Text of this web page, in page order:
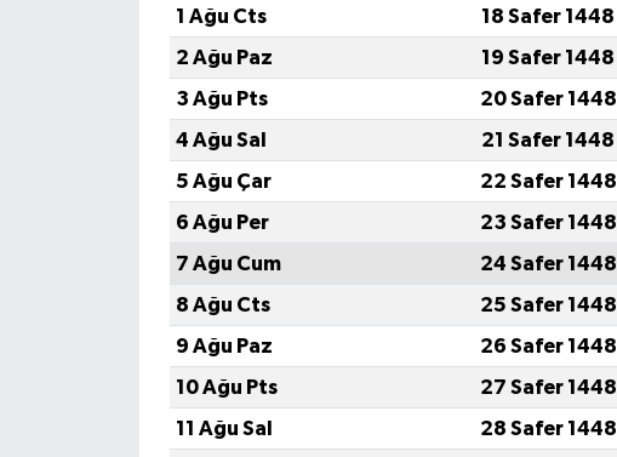
1 Ağu Cts
18 Safer 1448
2 Ağu Paz
19 Safer 1448
3 Ağu Pts
20 Safer 1448
4 Ağu Sal
21 Safer 1448
5 Ağu Çar
22 Safer 1448
6 Ağu Per
23 Safer 1448
7 Ağu Cum
24 Safer 1448
8 Ağu Cts
25 Safer 1448
9 Ağu Paz
26 Safer 1448
10 Ağu Pts
27 Safer 1448
11 Ağu Sal
28 Safer 1448